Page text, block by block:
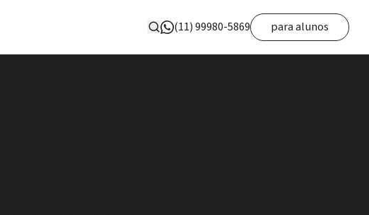
(11) 99980-5869 para alunos